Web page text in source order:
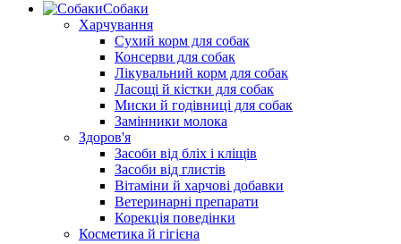
Собаки
Харчування
Сухий корм для собак
Консерви для собак
Лікувальний корм для собак
Ласощі й кістки для собак
Миски й годівниці для собак
Замінники молока
Здоров'я
Засоби від бліх і кліщів
Засоби від глистів
Вітаміни й харчові добавки
Ветеринарні препарати
Корекція поведінки
Косметика й гігієна